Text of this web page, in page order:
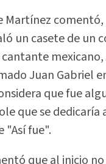
Martínez
un casete de un
Juan Gabriel
que fue
que se dedicaría
"Así fue".
que al inicio